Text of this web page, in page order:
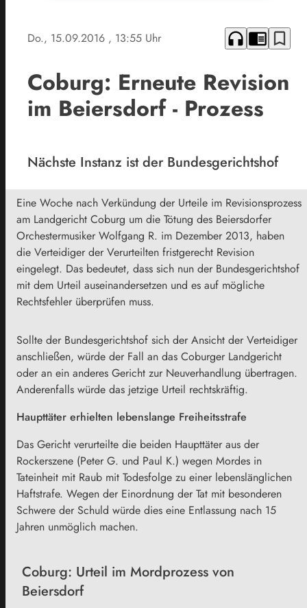
Do., 15.09.2016 , 13:55 Uhr headphones chrome_reader_mode bookmark_border
Coburg: Erneute Revision
im Beiersdorf - Prozess
Nächste Instanz ist der Bundesgerichtshof
Eine Woche nach Verkündung der Urteile im Revisionsprozess
am Landgericht Coburg um die Tötung des Beiersdorfer
Orchestermusiker Wolfgang R. im Dezember 2013, haben
die Verteidiger der Verurteilten fristgerecht Revision
eingelegt. Das bedeutet, dass sich nun der Bundesgerichtshof
mit dem Urteil auseinandersetzen und es auf mögliche
Rechtsfehler überprüfen muss.
Sollte der Bundesgerichtshof sich der Ansicht der Verteidiger
anschließen, würde der Fall an das Coburger Landgericht
oder an ein anderes Gericht zur Neuverhandlung übertragen.
Anderenfalls würde das jetzige Urteil rechtskräftig.
Haupttäter erhielten lebenslange Freiheitsstrafe
Das Gericht verurteilte die beiden Haupttäter aus der
Rockerszene (Peter G. und Paul K.) wegen Mordes in
Tateinheit mit Raub mit Todesfolge zu einer lebenslänglichen
Haftstrafe. Wegen der Einordnung der Tat mit besonderen
Schwere der Schuld würde dies eine Entlassung nach 15
Jahren unmöglich machen.
Coburg: Urteil im Mordprozess von
Beiersdorf